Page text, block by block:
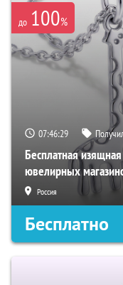
до 100%
07:46:28
Бесплатная
ювелирных
Россия
Бесплатно